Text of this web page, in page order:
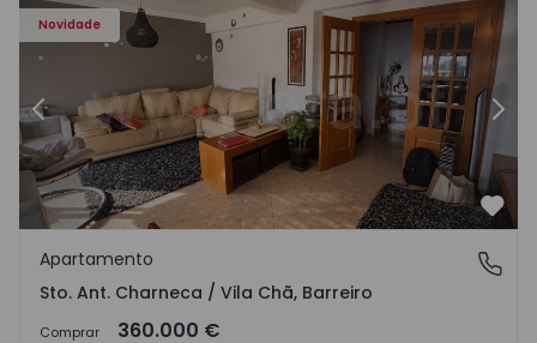
Novidade
Anterior
Sto. Ant. Charneca / Vila Chã, Barreiro
Apartamento
Sto. Ant. Charneca / Vila Chã, Barreiro
Comprar 360.000 €